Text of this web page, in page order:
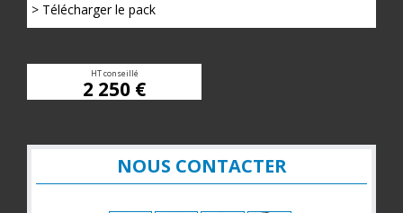
> Télécharger le pack
HT conseillé
2 250 €
NOUS CONTACTER